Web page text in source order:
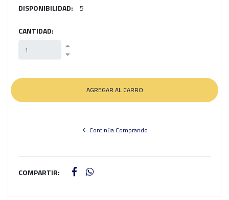
DISPONIBILIDAD: 5
CANTIDAD:
Continúa Comprando
COMPARTIR: